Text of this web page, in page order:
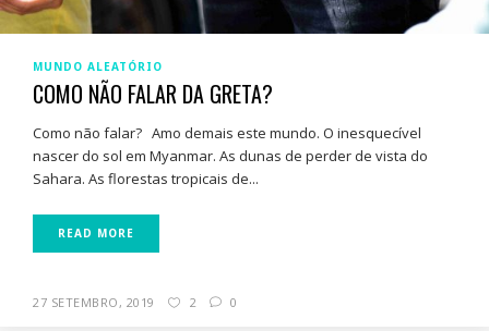
MUNDO ALEATÓRIO
COMO NÃO FALAR DA GRETA?
Como não falar? Amo demais este mundo. O inesquecível
nascer do sol em Myanmar. As dunas de perder de vista do
Sahara. As florestas tropicais de...
READ MORE
27 SETEMBRO, 2019 2 0